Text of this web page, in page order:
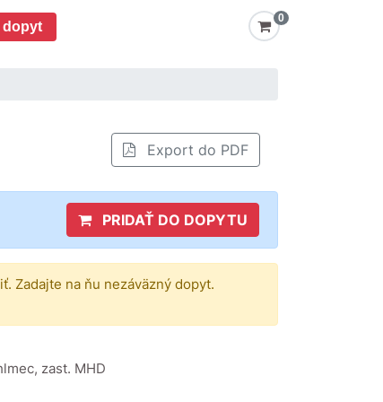
dopyt
0
Export do PDF
PRIDAŤ DO DOPYTU
Zadajte na ňu nezáväzný dopyt.
zast. MHD